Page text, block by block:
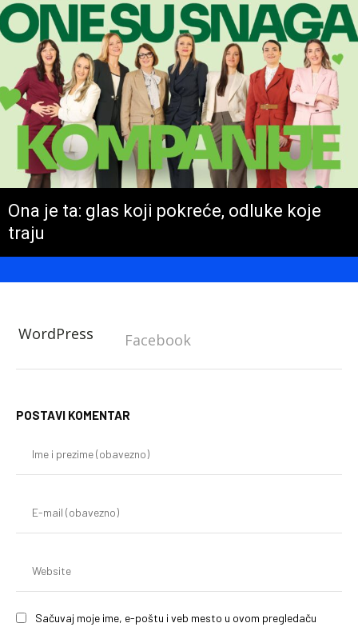
Ona je ta: glas koji pokreće, odluke koje
traju
WordPress Facebook
POSTAVI KOMENTAR
Sačuvaj moje ime, e-poštu i veb mesto u ovom pregledaču